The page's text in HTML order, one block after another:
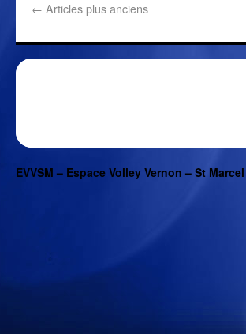
← Articles plus anciens
EVVSM – Espace Volley Vernon – St Marcel